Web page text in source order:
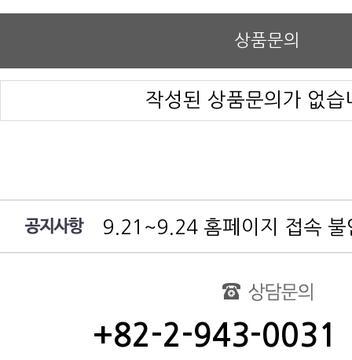
상품문의
작성된 상품문의가 없습
9.21~9.24 홈페이지 접속 불
여름 휴가 배송 지연 안내
동해물과 백두산이 마르고
동해물과 백두산이 마르고
+82-2-943-0031